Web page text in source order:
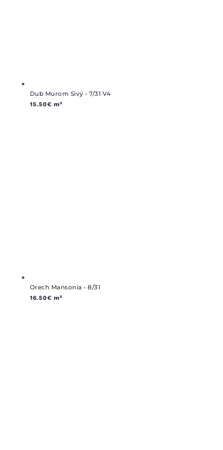
Dub Murom Sivý • 7/31 V4
15.50€ m²
Orech Mansonia • 8/31
16.50€ m²